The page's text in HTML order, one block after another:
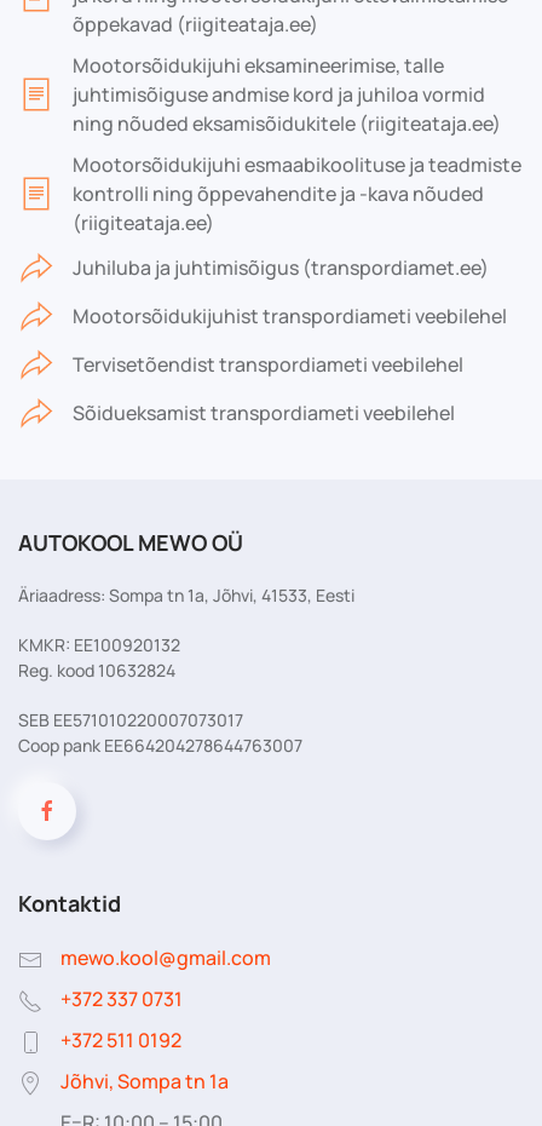
õppekavad (riigiteataja.ee)
Mootorsõidukijuhi eksamineerimise, talle
juhtimisõiguse andmise kord ja juhiloa vormid
ning nõuded eksamisõidukitele (riigiteataja.ee)
Mootorsõidukijuhi esmaabikoolituse ja teadmiste
kontrolli ning õppevahendite ja -kava nõuded
(riigiteataja.ee)
Juhiluba ja juhtimisõigus (transpordiamet.ee)
Mootorsõidukijuhist transpordiameti veebilehel
Tervisetõendist transpordiameti veebilehel
Sõidueksamist transpordiameti veebilehel
AUTOKOOL MEWO OÜ
Äriaadress: Sompa tn 1a, Jõhvi, 41533, Eesti
KMKR: EE100920132
Reg. kood 10632824
SEB EE571010220007073017
Coop pank EE664204278644763007
Kontaktid
mewo.kool@gmail.com
+372 337 0731
+372 511 0192
Jõhvi, Sompa tn 1a